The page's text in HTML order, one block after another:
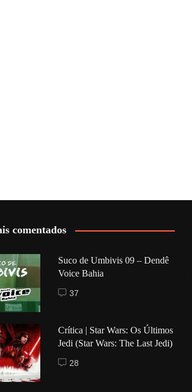
comentados
Suco de Umbivis 09 – Dendê
Voice Bahia
37
Crítica | Star Wars: Os Últimos
Jedi (Star Wars: The Last Jedi)
28